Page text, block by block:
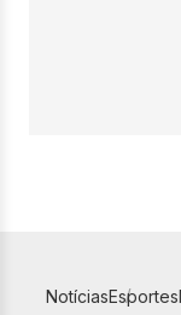
NotíciasEsportes